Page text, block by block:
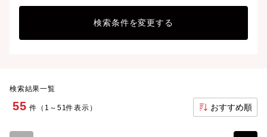
検索条件を変更する
検索結果一覧
55 件（1～51件表示） おすすめ順